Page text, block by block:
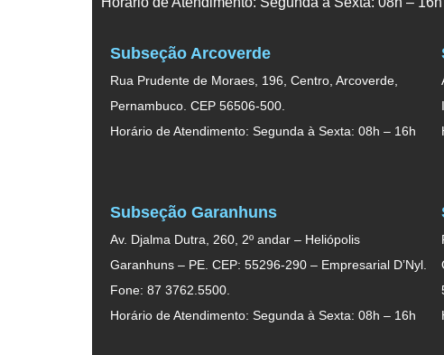
Subseção Arcoverde
Rua Prudente de Moraes, 196, Centro, Arcoverde,
Pernambuco. CEP 56506-500.
Horário de Atendimento: Segunda à Sexta: 08h – 16h
Subseção Garanhuns
Av. Djalma Dutra, 260, 2º andar – Heliópolis
Garanhuns – PE. CEP: 55296-290 – Empresarial D’Nyl.
Fone: 87 3762.5500.
Horário de Atendimento: Segunda à Sexta: 08h – 16h